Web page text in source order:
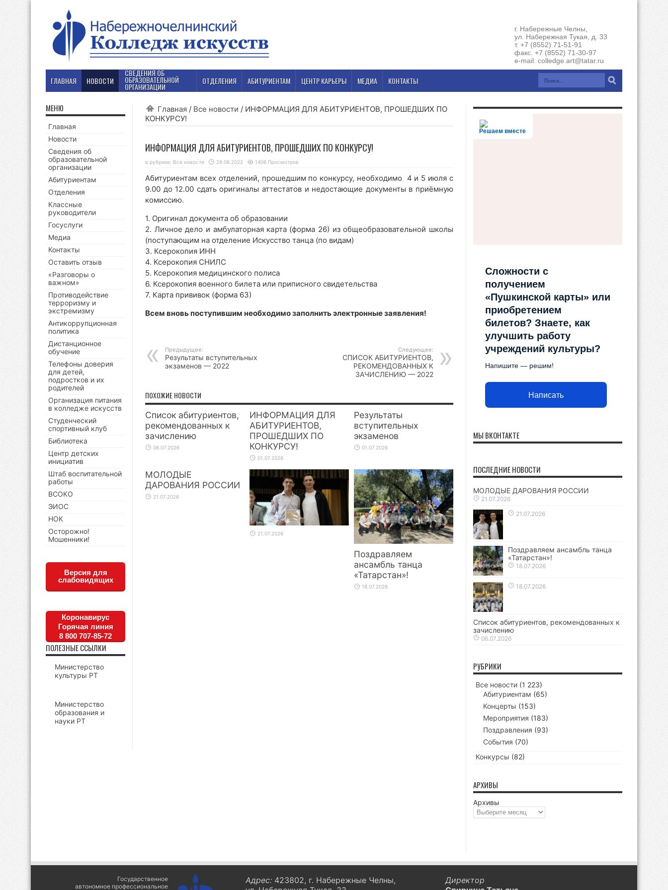
г. Набережные Челны,
ул. Набережная Тукая, д. 33
т. +7 (8552) 71-51-91
факс. +7 (8552) 71-30-97
e-mail: colledge.art@tatar.ru
ГЛАВНАЯ НОВОСТИ
СВЕДЕНИЯ ОБ
ОБРАЗОВАТЕЛЬНОЙ
ОРГАНИЗАЦИИ
ОТДЕЛЕНИЯ АБИТУРИЕНТАМ ЦЕНТР КАРЬЕРЫ МЕДИА КОНТАКТЫ
Главная / Все новости / ИНФОРМАЦИЯ ДЛЯ АБИТУРИЕНТОВ, ПРОШЕДШИХ ПО
КОНКУРСУ!
ИНФОРМАЦИЯ ДЛЯ АБИТУРИЕНТОВ, ПРОШЕДШИХ ПО КОНКУРСУ!
в рубрике: Все новости 29.06.2022 1406 Просмотров
Абитуриентам всех отделений, прошедшим по конкурсу, необходимо 4 и 5 июля с
9.00 до 12.00 сдать оригиналы аттестатов и недостающие документы в приёмную
комиссию.
1. Оригинал документа об образовании
2. Личное дело и амбулаторная карта (форма 26) из общеобразовательной школы
(поступающим на отделение Искусство танца (по видам)
3. Ксерокопия ИНН
4. Ксерокопия СНИЛС
5. Ксерокопия медицинского полиса
6. Ксерокопия военного билета или приписного свидетельства
7. Карта прививок (форма 63)
Всем вновь поступившим необходимо заполнить электронные заявления!
Предыдущее:
Результаты вступительных
экзаменов — 2022
Следующее:
СПИСОК АБИТУРИЕНТОВ,
РЕКОМЕНДОВАННЫХ К
ЗАЧИСЛЕНИЮ — 2022
ПОХОЖИЕ НОВОСТИ
Список абитуриентов,
рекомендованных к
зачислению
06.07.2026
ИНФОРМАЦИЯ ДЛЯ
АБИТУРИЕНТОВ,
ПРОШЕДШИХ ПО
КОНКУРСУ!
01.07.2026
Результаты
вступительных
экзаменов
01.07.2026
МОЛОДЫЕ
ДАРОВАНИЯ РОССИИ
21.07.2026
21.07.2026
Поздравляем
ансамбль танца
«Татарстан»!
18.07.2026
МЕНЮ
Главная
Новости
Сведения об
образовательной
организации
Абитуриентам
Отделения
Классные
руководители
Госуслуги
Медиа
Контакты
Оставить отзыв
«Разговоры о
важном»
Противодействие
терроризму и
экстремизму
Антикоррупционная
политика
Дистанционное
обучение
Телефоны доверия
для детей,
подростков и их
родителей
Организация питания
в колледже искусств
Студенческий
спортивный клуб
Библиотека
Центр детских
инициатив
Штаб воспитательной
работы
ВСОКО
ЭИОС
НОК
Осторожно!
Мошенники!
Версия для
слабовидящих
Коронавирус
Горячая линия
8 800 707-85-72
ПОЛЕЗНЫЕ ССЫЛКИ
Министерство
культуры РТ
Министерство
образования и
науки РТ
Решаем вместе
Сложности с
получением
«Пушкинской карты» или
приобретением
билетов? Знаете, как
улучшить работу
учреждений культуры?
Напишите — решим!
Написать
МЫ ВКОНТАКТЕ
ПОСЛЕДНИЕ НОВОСТИ
МОЛОДЫЕ ДАРОВАНИЯ РОССИИ
21.07.2026
21.07.2026
Поздравляем ансамбль танца
«Татарстан»!
18.07.2026
18.07.2026
Список абитуриентов, рекомендованных к
зачислению
06.07.2026
РУБРИКИ
Все новости (1 223)
Абитуриентам (65)
Концерты (153)
Мероприятия (183)
Поздравления (93)
События (70)
Конкурсы (82)
АРХИВЫ
Архивы
Государственное
автономное профессиональное
Адрес: 423802, г. Набережные Челны,
Директор